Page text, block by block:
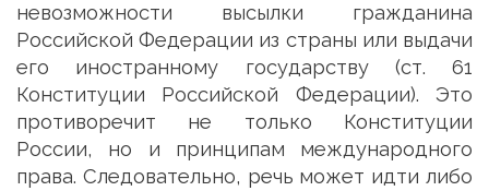
невозможности высылки гражданина
Российской Федерации из страны или выдачи
его иностранному государству (ст. 61
Конституции Российской Федерации). Это
противоречит не только Конституции
России, но и принципам международного
права. Следовательно, речь может идти либо